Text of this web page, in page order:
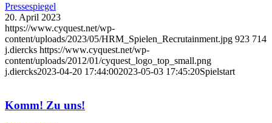
Pressespiegel
20. April 2023
https://www.cyquest.net/wp-
content/uploads/2023/05/HRM_Spielen_Recrutainment.jpg 923 714
j.diercks https://www.cyquest.net/wp-
content/uploads/2012/01/cyquest_logo_top_small.png
j.diercks2023-04-20 17:44:002023-05-03 17:45:20Spielstart
Komm! Zu uns!